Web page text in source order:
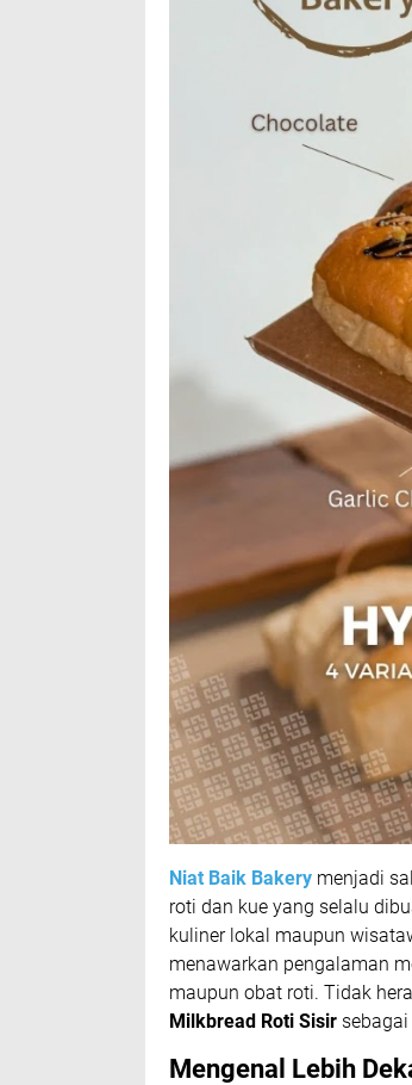
Niat Baik Bakery menjadi
roti dan kue yang selalu
kuliner lokal maupun
menawarkan pengalaman
maupun obat roti. Tidak
Milkbread Roti Sisir
Mengenal Lebih